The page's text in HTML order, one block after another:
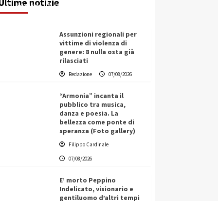
Redazione 07/08/2026
Assunzioni regionali per
vittime di violenza di
genere: 8 nulla osta già
rilasciati
Redazione 07/08/2026
“Armonia” incanta il
pubblico tra musica,
danza e poesia. La
bellezza come ponte di
speranza (Foto gallery)
Filippo Cardinale
07/08/2026
E’ morto Peppino
Indelicato, visionario e
gentiluomo d’altri tempi